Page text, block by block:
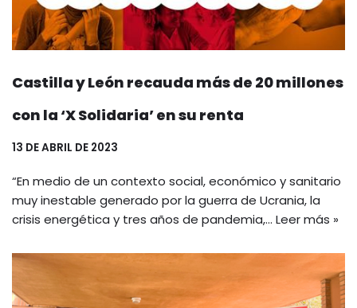
Castilla y León recauda más de 20 millones
con la ‘X Solidaria’ en su renta
13 DE ABRIL DE 2023
“En medio de un contexto social, económico y sanitario
muy inestable generado por la guerra de Ucrania, la
crisis energética y tres años de pandemia,… Leer más »